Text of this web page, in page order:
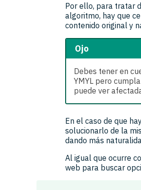
Por ello, para tratar
algoritmo, hay que
contenido original y
Ojo
Debes tener en
YMYL pero
puede ver
En el caso de que
solucionarlo de la
dando más
Al igual que ocurre
web para buscar